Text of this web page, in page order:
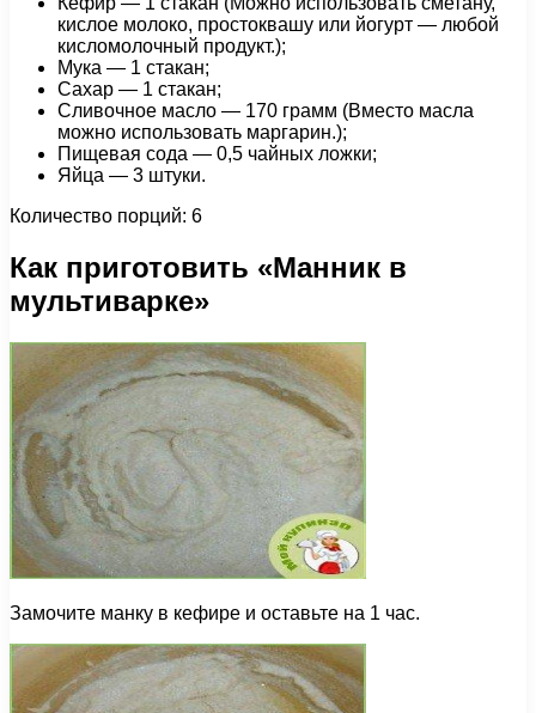
кислое молоко, простоквашу или йогурт — любой
кисломолочный продукт.);
Мука — 1 стакан;
Сахар — 1 стакан;
Сливочное масло — 170 грамм (Вместо масла
можно использовать маргарин.);
Пищевая сода — 0,5 чайных ложки;
Яйца — 3 штуки.
Количество порций: 6
Как приготовить «Манник в
мультиварке»
Замочите манку в кефире и оставьте на 1 час.